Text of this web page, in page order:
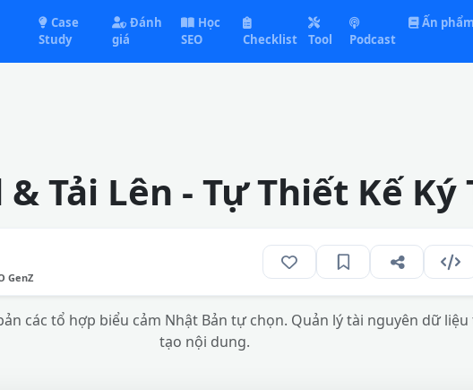
Case
Study
Đánh
giá
Học
SEO
Checklist Tool Podcast
Ấn phẩm
Tải Lên - Tự Thiết Kế Ký
GenZ
các tổ hợp biểu cảm Nhật Bản tự chọn. Quản lý tài nguyên dữ liệu
tạo nội dung.